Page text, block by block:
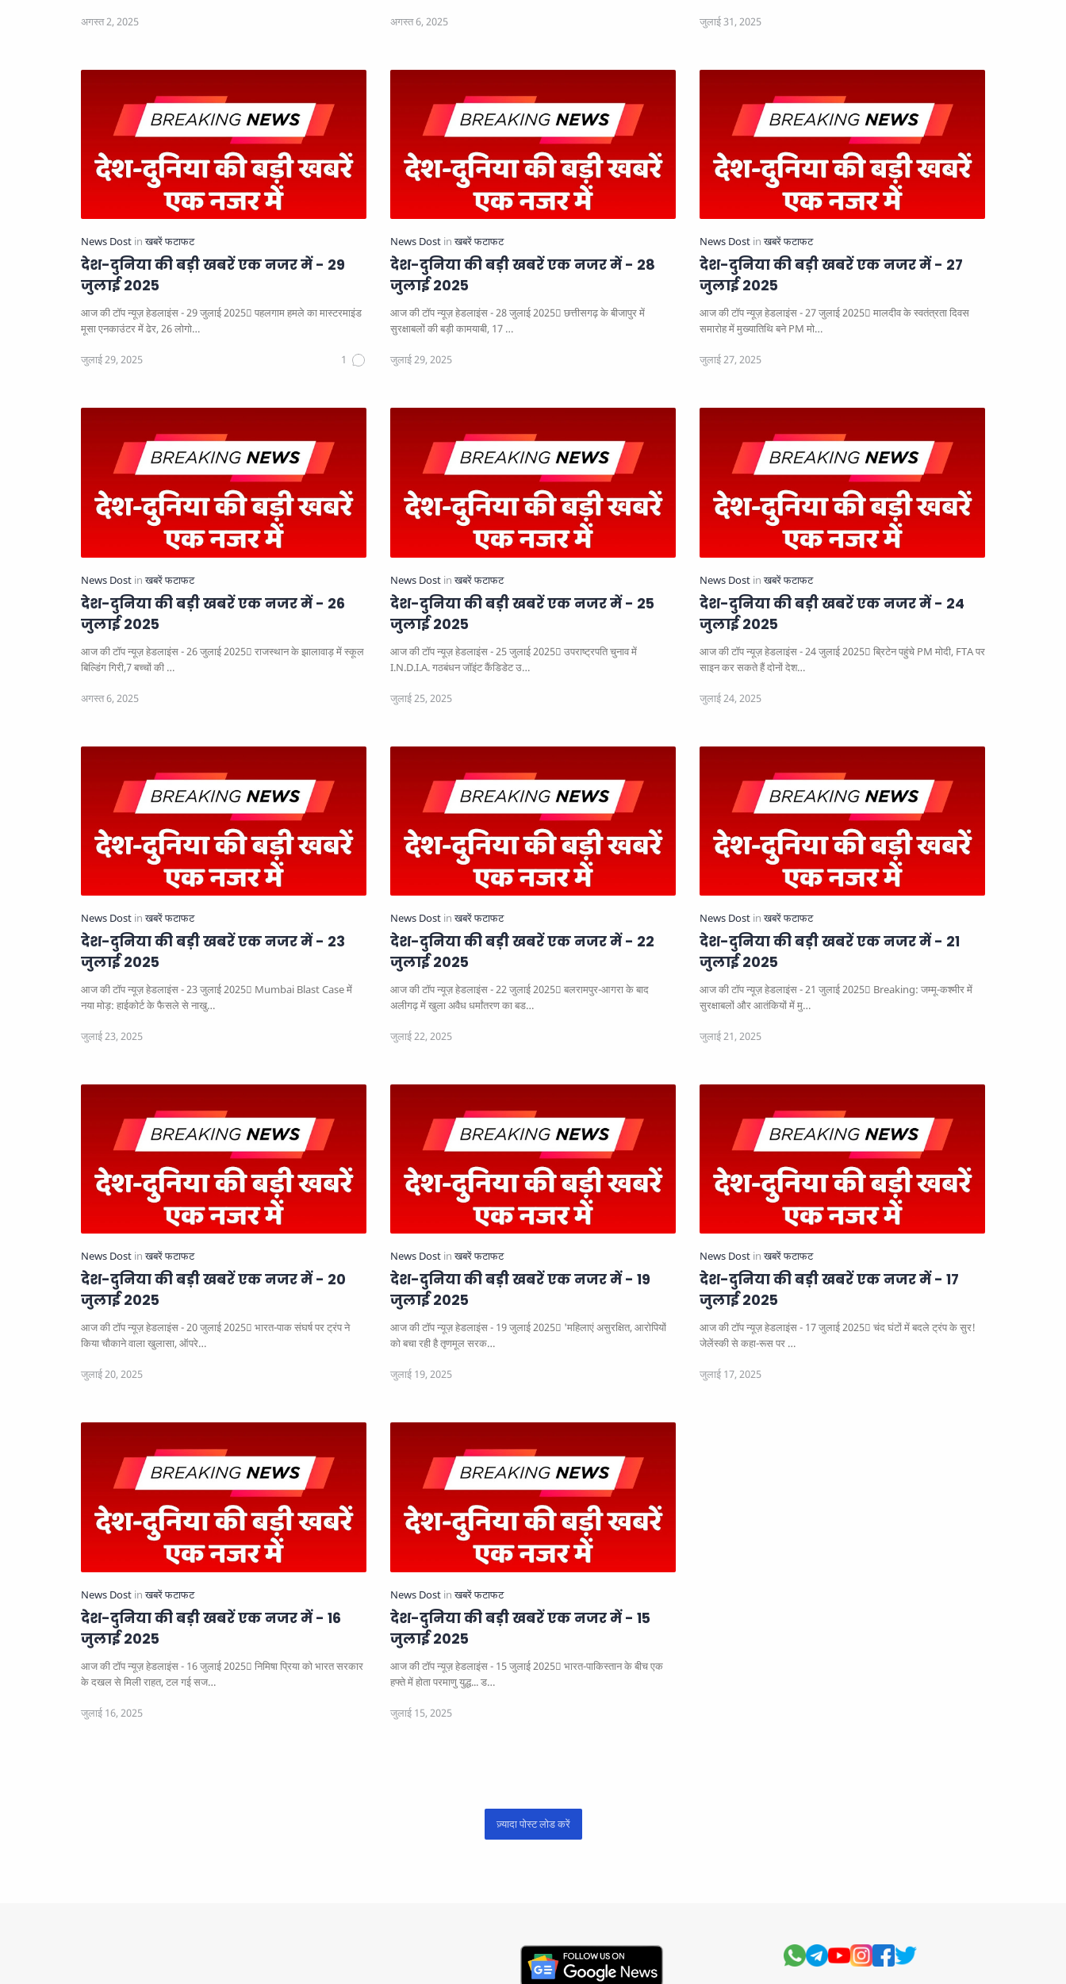
देश-दुनिया की बड़ी खबरें एक नजर में - 29
जुलाई 2025
आज की टॉप न्यूज़ हेडलाइंस - 29 जुलाई 2025
मूसा एनकाउंटर में ढेर, 26 लोगो…
देश-दुनिया की बड़ी खबरें एक नजर में - 28
जुलाई 2025
आज की टॉप न्यूज़ हेडलाइंस - 28 जुलाई 2025
सुरक्षाबलों की बड़ी कामयाबी, 17 …
देश-दुनिया की बड़ी खबरें एक नजर में - 27
जुलाई 2025
आज की टॉप न्यूज़ हेडलाइंस - 27 जुलाई 2025
समारोह में मुख्यातिथि बने PM मो…
देश-दुनिया की बड़ी खबरें एक नजर में - 26
जुलाई 2025
आज की टॉप न्यूज़ हेडलाइंस - 26 जुलाई 2025
बिल्डिंग गिरी,7 बच्चों की …
देश-दुनिया की बड़ी खबरें एक नजर में - 25
जुलाई 2025
आज की टॉप न्यूज़ हेडलाइंस - 25 जुलाई 2025
I.N.D.I.A. गठबंधन जॉइंट कैंडिडेट उ…
देश-दुनिया की बड़ी खबरें एक नजर में - 24
जुलाई 2025
आज की टॉप न्यूज़ हेडलाइंस - 24 जुलाई 2025
साइन कर सकते हैं दोनों देश…
देश-दुनिया की बड़ी खबरें एक नजर में - 23
जुलाई 2025
आज की टॉप न्यूज़ हेडलाइंस - 23 जुलाई 2025
नया मोड़: हाईकोर्ट के फैसले से नाखु…
देश-दुनिया की बड़ी खबरें एक नजर में - 22
जुलाई 2025
आज की टॉप न्यूज़ हेडलाइंस - 22 जुलाई 2025
अलीगढ़ में खुला अवैध धर्मांतरण का बड…
देश-दुनिया की बड़ी खबरें एक नजर में - 21
जुलाई 2025
आज की टॉप न्यूज़ हेडलाइंस - 21 जुलाई 2025
सुरक्षाबलों और आतंकियों में मु…
देश-दुनिया की बड़ी खबरें एक नजर में - 20
जुलाई 2025
आज की टॉप न्यूज़ हेडलाइंस - 20 जुलाई 2025
किया चौकाने वाला खुलासा, ऑपरे…
देश-दुनिया की बड़ी खबरें एक नजर में - 19
जुलाई 2025
आज की टॉप न्यूज़ हेडलाइंस - 19 जुलाई 2025
को बचा रही है तृणमूल सरक…
देश-दुनिया की बड़ी खबरें एक नजर में - 17
जुलाई 2025
आज की टॉप न्यूज़ हेडलाइंस - 17 जुलाई 2025
जेलेंस्की से कहा-रूस पर …
देश-दुनिया की बड़ी खबरें एक नजर में - 16
जुलाई 2025
आज की टॉप न्यूज़ हेडलाइंस - 16 जुलाई 2025
के दखल से मिली राहत, टल गई सज…
देश-दुनिया की बड़ी खबरें एक नजर में - 15
जुलाई 2025
आज की टॉप न्यूज़ हेडलाइंस - 15 जुलाई 2025
हफ्ते में होता परमाणु युद्ध... ड…